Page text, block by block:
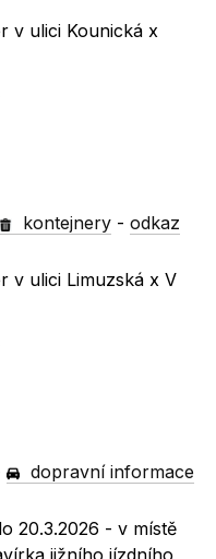
v ulici Kounická x
kontejnery -odkaz
v ulici Limuzská x V
dopravní informace
20.3.2026 - v místě
jižního jízdního